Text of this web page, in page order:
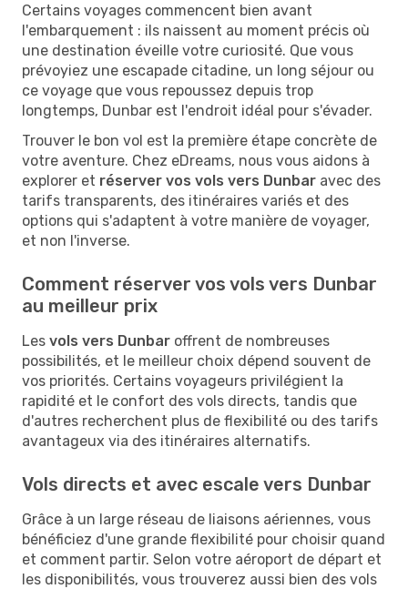
Certains voyages commencent bien avant
l'embarquement : ils naissent au moment précis où
une destination éveille votre curiosité. Que vous
prévoyiez une escapade citadine, un long séjour ou
ce voyage que vous repoussez depuis trop
longtemps, Dunbar est l'endroit idéal pour s'évader.
Trouver le bon vol est la première étape concrète de
votre aventure. Chez eDreams, nous vous aidons à
explorer et réserver vos vols vers Dunbar avec des
tarifs transparents, des itinéraires variés et des
options qui s'adaptent à votre manière de voyager,
et non l'inverse.
Comment réserver vos vols vers Dunbar
au meilleur prix
Les vols vers Dunbar offrent de nombreuses
possibilités, et le meilleur choix dépend souvent de
vos priorités. Certains voyageurs privilégient la
rapidité et le confort des vols directs, tandis que
d'autres recherchent plus de flexibilité ou des tarifs
avantageux via des itinéraires alternatifs.
Vols directs et avec escale vers Dunbar
Grâce à un large réseau de liaisons aériennes, vous
bénéficiez d'une grande flexibilité pour choisir quand
et comment partir. Selon votre aéroport de départ et
les disponibilités, vous trouverez aussi bien des vols